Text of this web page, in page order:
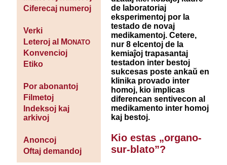
Ciferecaj numeroj
Verki
Leteroj al MONATO
Konvencioj
Etiko
Por abonantoj
Filmetoj
Indeksoj kaj
arkivoj
Anoncoj
Oftaj demandoj
de laboratoriaj
eksperimentoj por la
testado de novaj
medikamentoj. Cetere,
nur 8 elcentoj de la
kemiaĵoj trapasantaj
testadon inter bestoj
sukcesas poste ankaŭ en
klinika provado inter
homoj, kio implicas
diferencan sentivecon al
medikamento inter homoj
kaj bestoj.
Kio estas „organo-
sur-blato”?